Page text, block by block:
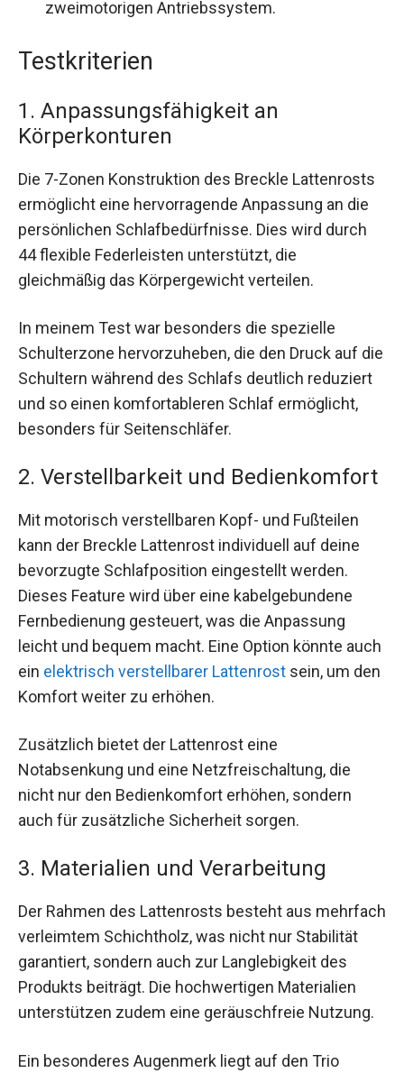
zweimotorigen Antriebssystem.
Testkriterien
1. Anpassungsfähigkeit an
Körperkonturen
Die 7-Zonen Konstruktion des Breckle Lattenrosts
ermöglicht eine hervorragende Anpassung an die
persönlichen Schlafbedürfnisse. Dies wird durch
44 flexible Federleisten unterstützt, die
gleichmäßig das Körpergewicht verteilen.
In meinem Test war besonders die spezielle
Schulterzone hervorzuheben, die den Druck auf die
Schultern während des Schlafs deutlich reduziert
und so einen komfortableren Schlaf ermöglicht,
besonders für Seitenschläfer.
2. Verstellbarkeit und Bedienkomfort
Mit motorisch verstellbaren Kopf- und Fußteilen
kann der Breckle Lattenrost individuell auf deine
bevorzugte Schlafposition eingestellt werden.
Dieses Feature wird über eine kabelgebundene
Fernbedienung gesteuert, was die Anpassung
leicht und bequem macht. Eine Option könnte auch
ein elektrisch verstellbarer Lattenrost sein, um den
Komfort weiter zu erhöhen.
Zusätzlich bietet der Lattenrost eine
Notabsenkung und eine Netzfreischaltung, die
nicht nur den Bedienkomfort erhöhen, sondern
auch für zusätzliche Sicherheit sorgen.
3. Materialien und Verarbeitung
Der Rahmen des Lattenrosts besteht aus mehrfach
verleimtem Schichtholz, was nicht nur Stabilität
garantiert, sondern auch zur Langlebigkeit des
Produkts beiträgt. Die hochwertigen Materialien
unterstützen zudem eine geräuschfreie Nutzung.
Ein besonderes Augenmerk liegt auf den Trio